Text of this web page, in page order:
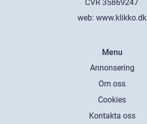
web: www.klikko.dk
Menu
Annonsering
Om oss
Cookies
Kontakta oss